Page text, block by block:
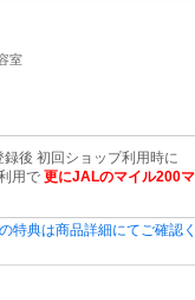
室
後 初回ショップ利用時に
用で 更にJALのマイル200
特典は商品詳細にてご確認